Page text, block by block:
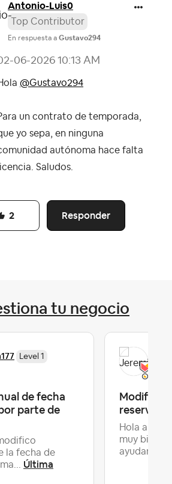
Antonio-Luis0
Top Contributor
En respuesta a Gustavo294
06-2026 10:13 AM
@Gustavo294
un contrato de temporada,
yo sepa, en ninguna
autónoma hace falta
licencia. Saludos.
Responder
2
tu negocio
Level 1
de fecha
parte de
la fecha de
Última
reserva
Hola a
muy bien!!
ayudar